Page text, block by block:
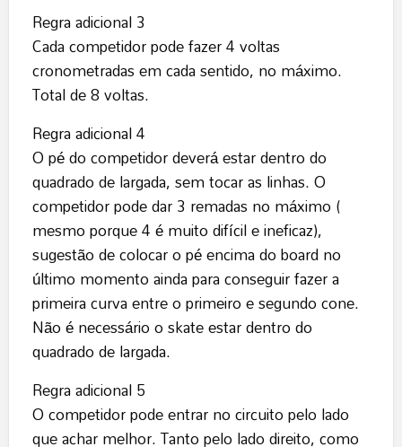
Regra adicional 3
Cada competidor pode fazer 4 voltas
cronometradas em cada sentido, no máximo.
Total de 8 voltas.
Regra adicional 4
O pé do competidor deverá estar dentro do
quadrado de largada, sem tocar as linhas. O
competidor pode dar 3 remadas no máximo (
mesmo porque 4 é muito difícil e ineficaz),
sugestão de colocar o pé encima do board no
último momento ainda para conseguir fazer a
primeira curva entre o primeiro e segundo cone.
Não é necessário o skate estar dentro do
quadrado de largada.
Regra adicional 5
O competidor pode entrar no circuito pelo lado
que achar melhor. Tanto pelo lado direito, como